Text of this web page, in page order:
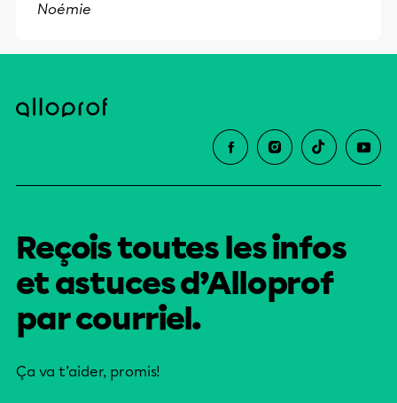
Noémie
Reçois toutes les infos
et astuces d’Alloprof
par courriel.
Ça va t’aider, promis!